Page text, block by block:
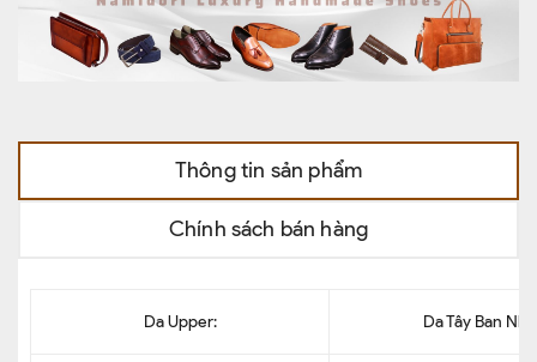
Thông tin sản phẩm
Chính sách bán hàng
Da Upper: Da Tây Ban Nha